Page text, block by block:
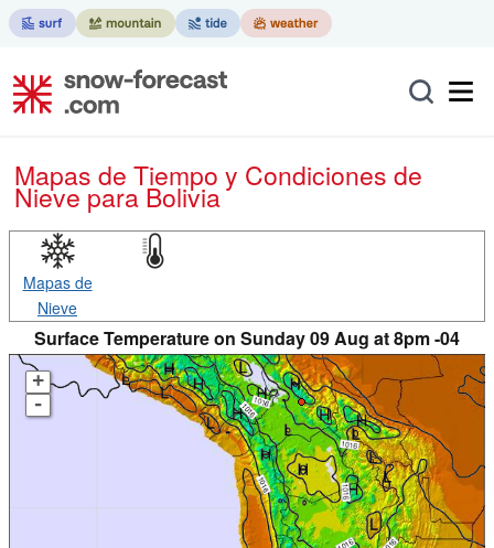
Mapas de Tiempo y Condiciones de
Nievepara Bolivia
Mapas de
Nieve
Surface Temperature on Sunday 09 Aug at 8pm -04
+
-